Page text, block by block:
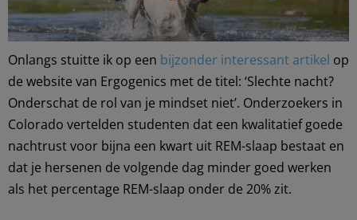
Onlangs stuitte ik op een bijzonder interessant artikel op
de website van Ergogenics met de titel: ‘Slechte nacht?
Onderschat de rol van je mindset niet’. Onderzoekers in
Colorado vertelden studenten dat een kwalitatief goede
nachtrust voor bijna een kwart uit REM-slaap bestaat en
dat je hersenen de volgende dag minder goed werken
als het percentage REM-slaap onder de 20% zit.